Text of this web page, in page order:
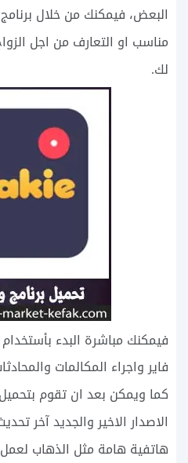
البعض، فيمكنك من خلال
مناسب او التعارف من اجل
لك.
فيمكنك مباشرة البدء بأستخدام
فاير واجراء المكالمات
الاصدار الاخير والجديد آخر
هاتفية هامة مثل الذهاب